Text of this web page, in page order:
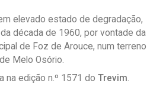
elevado estado de degradação,
década de 1960, por vontade da
de Foz de Arouce, num terreno
Melo Osório.
na edição n.º 1571 do Trevim.